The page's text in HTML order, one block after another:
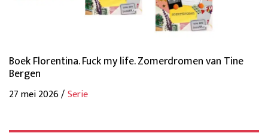
Boek Florentina. Fuck my life. Zomerdromen van Tine
Bergen
27 mei 2026 /Serie